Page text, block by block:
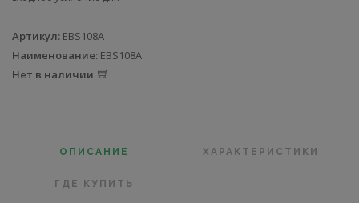
Артикул: EBS108A
Наименование: EBS108A
Нет в наличии
ОПИСАНИЕ ХАРАКТЕРИСТИКИ
ГДЕ КУПИТЬ